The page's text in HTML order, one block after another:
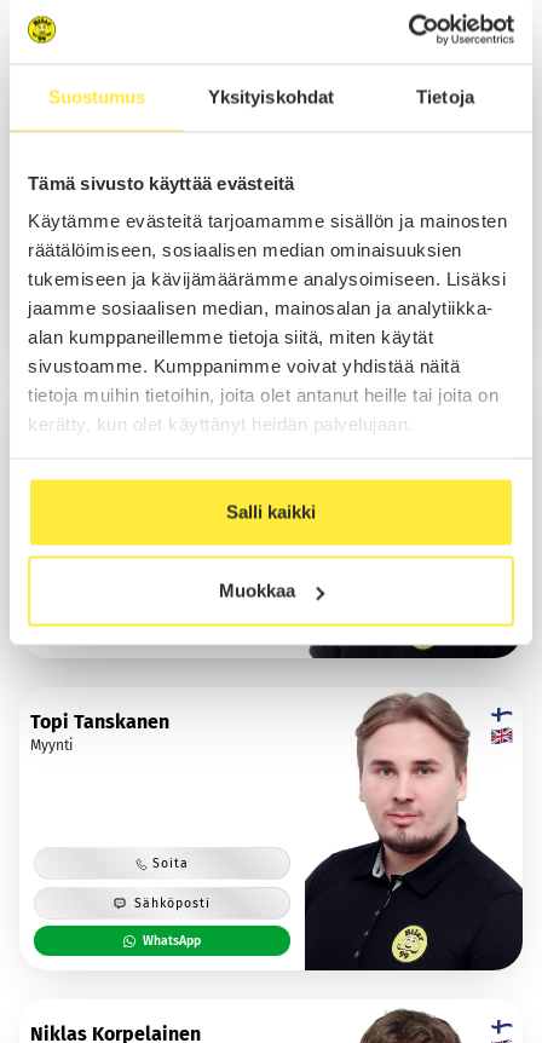
Suostumus Yksityiskohdat Tietoja
Tämä sivusto käyttää evästeitä
Käytämme evästeitä tarjoamamme sisällön ja mainosten
räätälöimiseen, sosiaalisen median ominaisuuksien
tukemiseen ja kävijämäärämme analysoimiseen. Lisäksi
jaamme sosiaalisen median, mainosalan ja analytiikka-
alan kumppaneillemme tietoja siitä, miten käytät
sivustoamme. Kumppanimme voivat yhdistää näitä
tietoja muihin tietoihin, joita olet antanut heille tai joita on
kerätty, kun olet käyttänyt heidän palvelujaan.
Salli kaikki
Muokkaa
Myynti Espoo
Niko Nurmi
Sähköposti
WhatsApp
Kim Rummukainen
Myynti
Sähköposti
Topi Tanskanen
Myynti
Soita
Sähköposti
WhatsApp
Niklas Korpelainen